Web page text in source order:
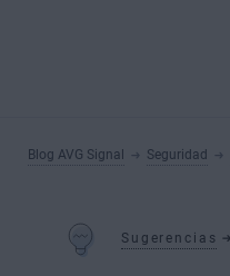
Blog AVG Signal Seguridad
Sugerencias